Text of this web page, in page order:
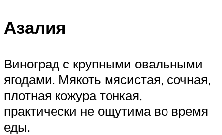
Азалия
Виноград с крупными овальными
ягодами. Мякоть мясистая, сочная,
плотная кожура тонкая,
практически не ощутима во время
еды.